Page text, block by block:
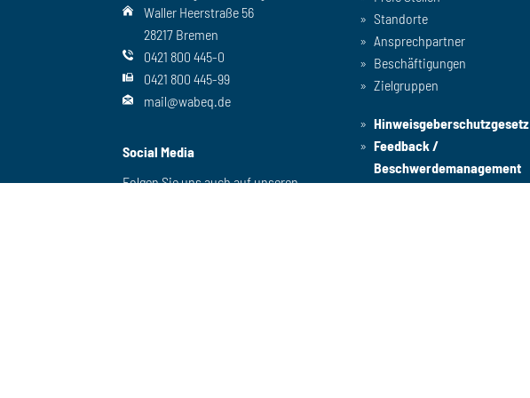
Waller Heerstraße 56
28217 Bremen
0421 800 445-0
0421 800 445-99
mail@wabeq.de
Social Media
Folgen Sie uns auch auf unseren
Standorte
Ansprechpartner
Beschäftigungen
Zielgruppen
Hinweisgeberschutzgesetz
Feedback /
Beschwerdemanagement